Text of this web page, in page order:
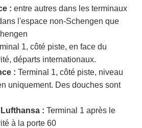
: entre autres dans les terminaux
l'espace non-Schengen que
1, côté piste, en face du
départs internationaux.
: Terminal 1, côté piste, niveau
uniquement. Des douches sont
: Terminal 1 après le
à la porte 60